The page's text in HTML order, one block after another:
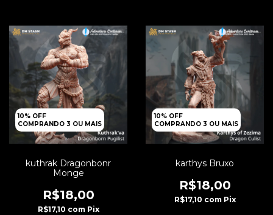
10% OFF
COMPRANDO 3 OU MAIS
kuthrak Dragonbonr
Monge
R$18,00
R$17,10 com Pix
10% OFF
COMPRANDO 3 OU MAIS
karthys Bruxo
R$18,00
R$17,10 com Pix